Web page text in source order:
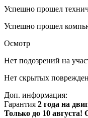
Успешно прошел
Успешно прошел
Осмотр
Нет подозрений на
Нет скрытых
Доп. информация:
Гарантия 2 года на
Только до 10 августа!